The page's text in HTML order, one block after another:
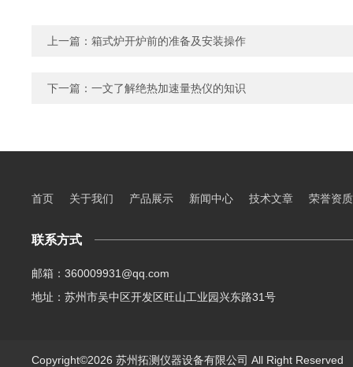
上一篇： 箱式炉开炉前的准备及安装操作
下一篇： 一文了解绝热加速量热仪的知识
首页 关于我们 产品展示 新闻中心 技术文章 荣誉资质
联系方式
邮箱：360009931@qq.com
地址：苏州市吴中区开发区旺山工业园兴东路31号
Copyright©2026 苏州拓测仪器设备有限公司 All Right